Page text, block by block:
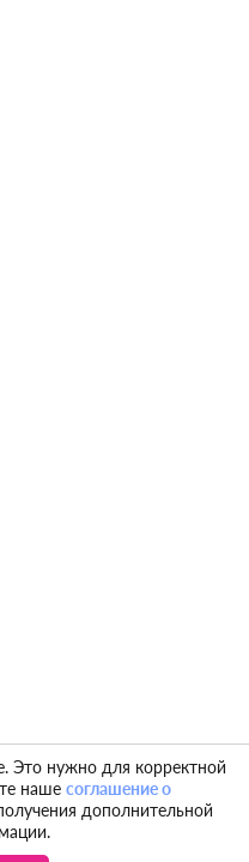
Это нужно для корректной
наше соглашение о
дополнительной